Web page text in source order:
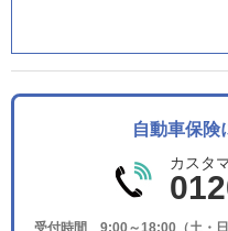
自動車保険
カスタ
受付時間 9:00～18:00（土・